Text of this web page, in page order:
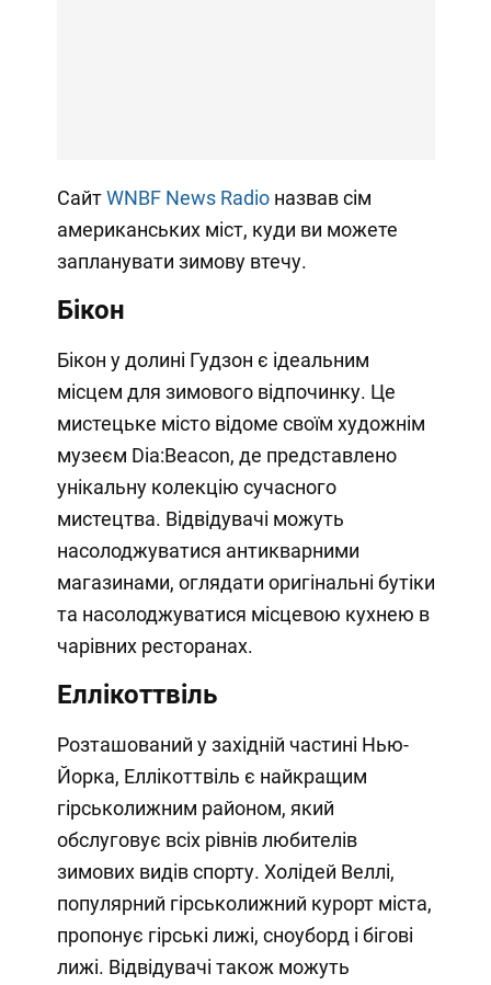
СайтWNBF News Radioназвав сім
американських міст, куди ви можете
запланувати зимову втечу.
Бікон
Бікон у долині Гудзон є ідеальним
місцем для зимового відпочинку. Це
мистецьке місто відоме своїм художнім
музеєм Dia:Beacon, де представлено
унікальну колекцію сучасного
мистецтва. Відвідувачі можуть
насолоджуватися антикварними
магазинами, оглядати оригінальні бутіки
та насолоджуватися місцевою кухнею в
чарівних ресторанах.
Еллікоттвіль
Розташований у західній частині Нью-
Йорка, Еллікоттвіль є найкращим
гірськолижним районом, який
обслуговує всіх рівнів любителів
зимових видів спорту. Холідей Веллі,
популярний гірськолижний курорт міста,
пропонує гірські лижі, сноуборд і бігові
лижі. Відвідувачі також можуть